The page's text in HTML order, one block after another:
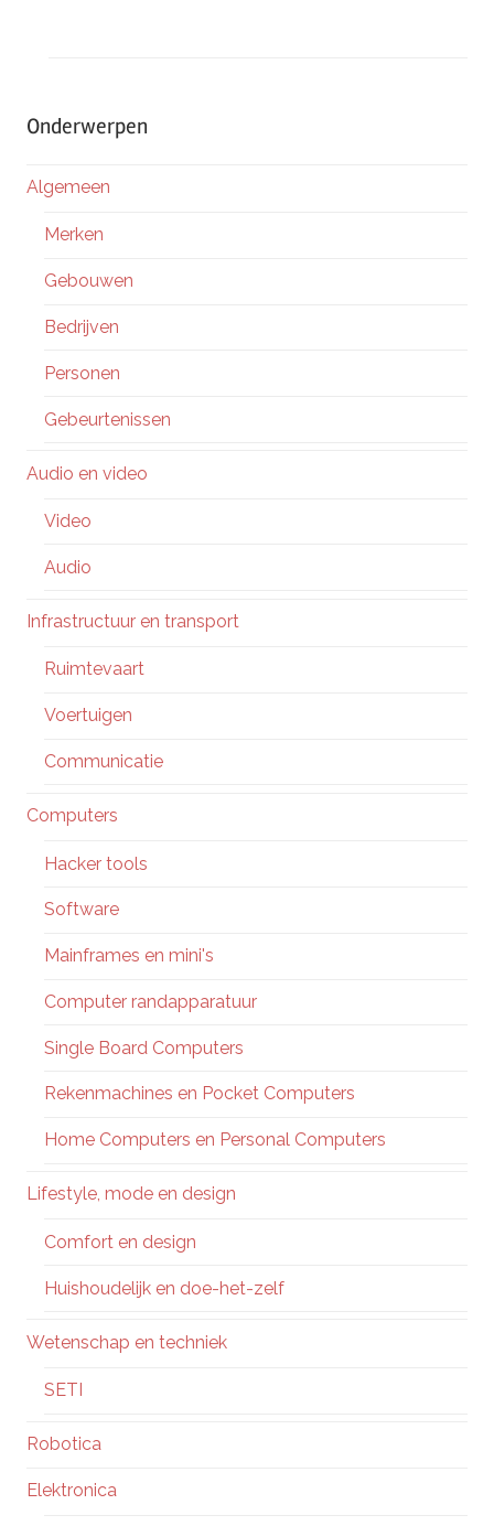
Onderwerpen
Algemeen
Merken
Gebouwen
Bedrijven
Personen
Gebeurtenissen
Audio en video
Video
Audio
Infrastructuur en transport
Ruimtevaart
Voertuigen
Communicatie
Computers
Hacker tools
Software
Mainframes en mini's
Computer randapparatuur
Single Board Computers
Rekenmachines en Pocket Computers
Home Computers en Personal Computers
Lifestyle, mode en design
Comfort en design
Huishoudelijk en doe-het-zelf
Wetenschap en techniek
SETI
Robotica
Elektronica